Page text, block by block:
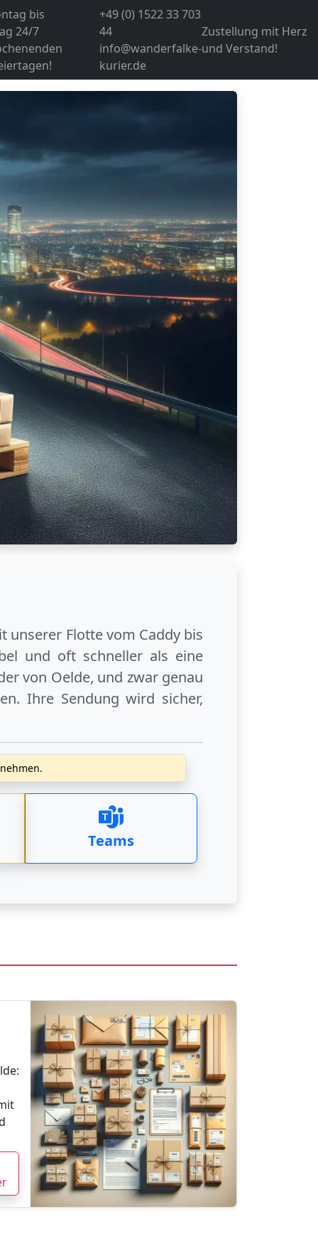
bis
24/7
+49 (0) 1522 33 703
44
info@wanderfalke-
kurier.de
Zustellung mit Herz
und Verstand!
unserer Flotte vom Caddy bis
und oft schneller als eine
von Oelde, und zwar genau
Ihre Sendung wird sicher,
Teams